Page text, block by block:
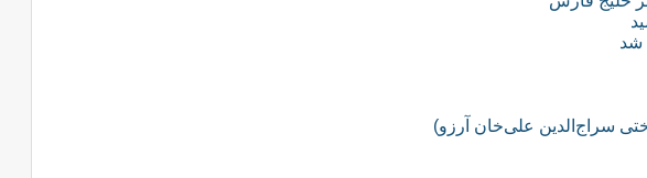
شد
سراج‌الدین علی‌خان آرزو)